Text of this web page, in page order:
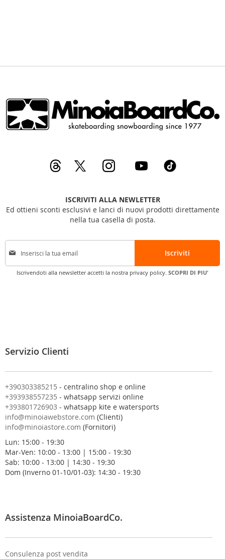
ISCRIVITI ALLA NEWLETTER
Ed ottieni sconti esclusivi e lanci di nuovi prodotti direttamente
nella tua casella di posta.
I
c
l
n
o
s
t
r
a
e
w
s
l
e
:
Iscriviti
Iscrivendoti alla newsletter accetti la nostra privacy policy. SCOPRI DI PIU'
Servizio Clienti
+390303385215 - centralino shop e online
+393938557235 - whatsapp servizi online
+393801726903 - whatsapp kite e watersports
info@minoiawebstore.com (Clienti)
info@minoiastore.com (Fornitori)
Lun: 15:00 - 19:30
Mar-Ven: 10:00 - 13:00 | 15:00 - 19:30
Sab: 10:00 - 13:00 | 14:30 - 19:30
Dom (Inverno 01-10/01-03): 14:30 - 19:30
Assistenza MinoiaBoardCo.
Consulenza post vendita